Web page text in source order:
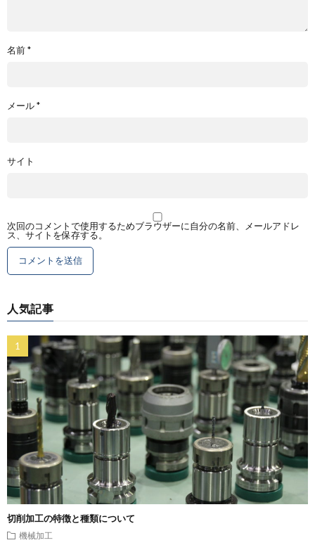
名前*
メール*
サイト
次回のコメントで使用するためブラウザーに自分の名前、メールアドレ
ス、サイトを保存する。
人気記事
切削加工の特徴と種類について
機械加工